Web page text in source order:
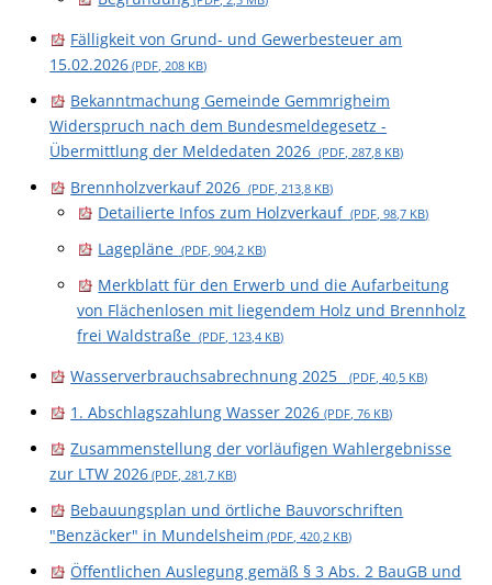
Fälligkeit von Grund- und Gewerbesteuer am
15.02.2026 (PDF, 208 KB)
Bekanntmachung Gemeinde Gemmrigheim
Widerspruch nach dem Bundesmeldegesetz -
Übermittlung der Meldedaten 2026 (PDF, 287,8 KB)
Brennholzverkauf 2026 (PDF, 213,8 KB)
Detailierte Infos zum Holzverkauf (PDF, 98,7 KB)
Lagepläne (PDF, 904,2 KB)
Merkblatt für den Erwerb und die Aufarbeitung
von Flächenlosen mit liegendem Holz und Brennholz
frei Waldstraße (PDF, 123,4 KB)
Wasserverbrauchsabrechnung 2025 (PDF, 40,5 KB)
1. Abschlagszahlung Wasser 2026(PDF, 76 KB)
Zusammenstellung der vorläufigen Wahlergebnisse
zur LTW 2026 (PDF, 281,7 KB)
Bebauungsplan und örtliche Bauvorschriften
"Benzäcker" in Mundelsheim (PDF, 420,2 KB)
Öffentlichen Auslegung gemäß § 3 Abs. 2 BauGB und